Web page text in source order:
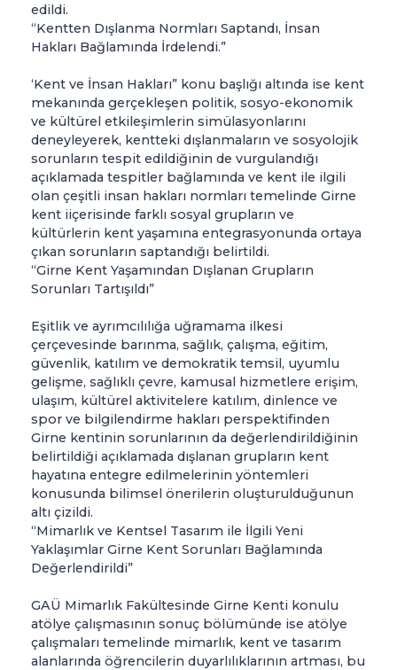
edildi.
“Kentten Dışlanma Normları Saptandı, İnsan
Hakları Bağlamında İrdelendi.”
‘Kent ve İnsan Hakları” konu başlığı altında ise kent
mekanında gerçekleşen politik, sosyo-ekonomik
ve kültürel etkileşimlerin simülasyonlarını
deneyleyerek, kentteki dışlanmaların ve sosyolojik
sorunların tespit edildiğinin de vurgulandığı
açıklamada tespitler bağlamında ve kent ile ilgili
olan çeşitli insan hakları normları temelinde Girne
kent iiçerisinde farklı sosyal grupların ve
kültürlerin kent yaşamına entegrasyonunda ortaya
çıkan sorunların saptandığı belirtildi.
“Girne Kent Yaşamından Dışlanan Grupların
Sorunları Tartışıldı”
Eşitlik ve ayrımcılılığa uğramama ilkesi
çerçevesinde barınma, sağlık, çalışma, eğitim,
güvenlik, katılım ve demokratik temsil, uyumlu
gelişme, sağlıklı çevre, kamusal hizmetlere erişim,
ulaşım, kültürel aktivitelere katılım, dinlence ve
spor ve bilgilendirme hakları perspektifinden
Girne kentinin sorunlarının da değerlendirildiğinin
belirtildiği açıklamada dışlanan grupların kent
hayatına entegre edilmelerinin yöntemleri
konusunda bilimsel önerilerin oluşturulduğunun
altı çizildi.
“Mimarlık ve Kentsel Tasarım ile İlgili Yeni
Yaklaşımlar Girne Kent Sorunları Bağlamında
Değerlendirildi”
GAÜ Mimarlık Fakültesinde Girne Kenti konulu
atölye çalışmasının sonuç bölümünde ise atölye
çalışmaları temelinde mimarlık, kent ve tasarım
alanlarında öğrencilerin duyarlılıklarının artması, bu